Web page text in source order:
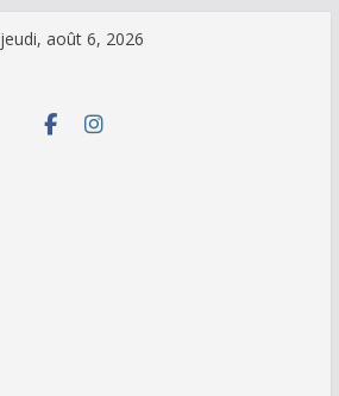
jeudi, août 6, 2026